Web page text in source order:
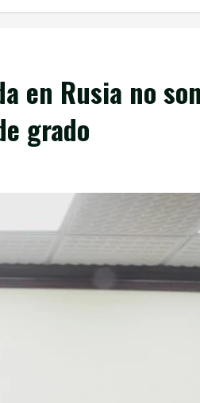
en Rusia no
grado